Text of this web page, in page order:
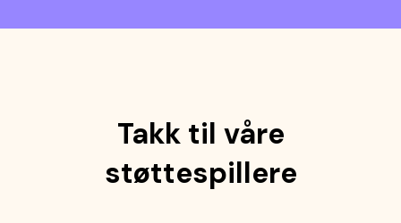
Takk til våre
støttespillere